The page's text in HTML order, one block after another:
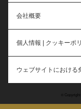
会社概要
個人情報 | クッキーポ
ウェブサイトにおける
©